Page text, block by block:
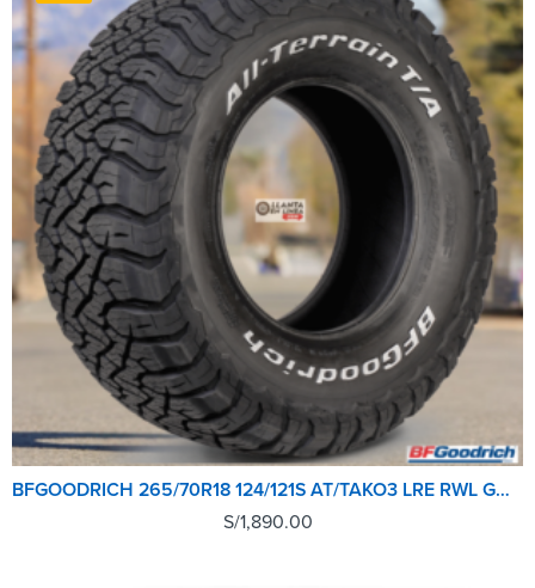
BFGOODRICH 265/70R18 124/121S AT/TAKO3 LRE RWL GO M+S TL
S/1,890.00